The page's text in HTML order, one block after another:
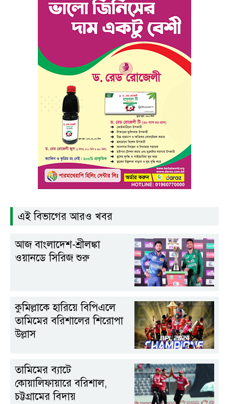
এই বিভাগের আরও খবর
আজ বাংলা‌দেশ-শ্রীলঙ্কা
ওয়ানডে সি‌রিজ শুরু
কুমিল্লাকে হারিয়ে বিপিএলে
তামিমের বরিশালের শিরোপা
উল্লাস
তামিমের ব্যাটে
কোয়ালিফায়ারে বরিশাল,
চট্টগ্রামের বিদায়